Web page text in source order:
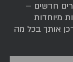
חדשים –
מיוחדות
אותך בכל מה